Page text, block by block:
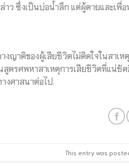
าว ซึ่งเป็นบ่อน้ำลึก แต่ผู้ตายและเพื่
งญาติของผู้เสียชีวิตไม่ติดใจในสาเ
สูตรศพหาสาเหตุการเสียชีวิตที่แน่
งศาสนาต่อไป.
This entry was